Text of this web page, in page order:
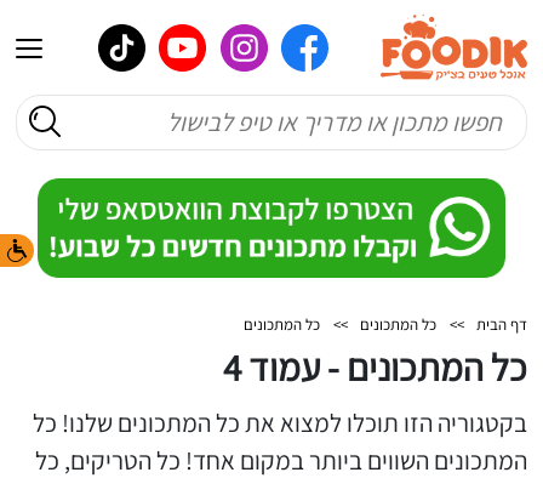
דף הבית >> כל המתכונים >> כל המתכונים
כל המתכונים - עמוד 4
בקטגוריה הזו תוכלו למצוא את כל המתכונים שלנו! כל
המתכונים השווים ביותר במקום אחד! כל הטריקים, כל